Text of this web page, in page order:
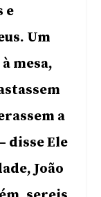
e
Um
mesa,
a
disse Ele
João